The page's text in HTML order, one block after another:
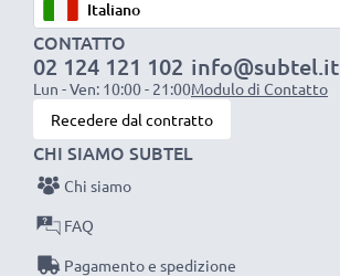
CONTATTO
02 124 121 102
Lun - Ven: 10:00 - 21:00
info@subtel.it
Modulo di Contatto
Recedere dal contratto
CHI SIAMO SUBTEL
Chi siamo
FAQ
Pagamento e spedizione